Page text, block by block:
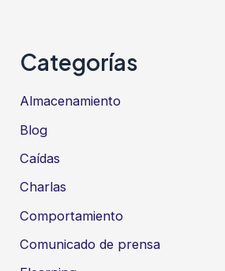
Categorías
Almacenamiento
Blog
Caídas
Charlas
Comportamiento
Comunicado de prensa